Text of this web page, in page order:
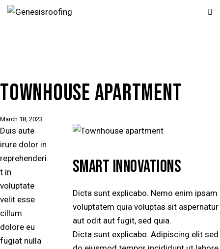
TOWNHOUSE APARTMENT
March 18, 2023
Duis aute
irure dolor in
reprehenderi
t in
voluptate
velit esse
cillum
dolore eu
fugiat nulla
SMART INNOVATIONS
Dicta sunt explicabo. Nemo enim ipsam
voluptatem quia voluptas sit aspernatur
aut odit aut fugit, sed quia.
Dicta sunt explicabo. Adipiscing elit sed